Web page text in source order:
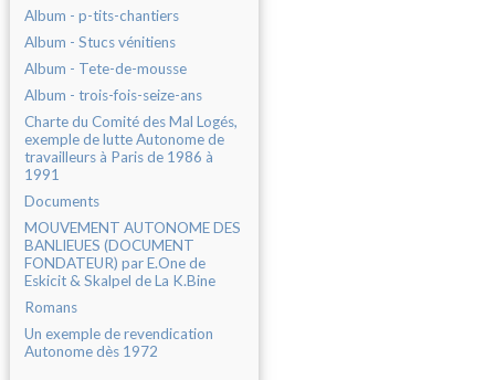
Album - p-tits-chantiers
Album - Stucs vénitiens
Album - Tete-de-mousse
Album - trois-fois-seize-ans
Charte du Comité des Mal Logés,
exemple de lutte Autonome de
travailleurs à Paris de 1986 à
1991
Documents
MOUVEMENT AUTONOME DES
BANLIEUES (DOCUMENT
FONDATEUR) par E.One de
Eskicit & Skalpel de La K.Bine
Romans
Un exemple de revendication
Autonome dès 1972